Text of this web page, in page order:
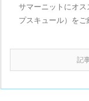
サマーニットにオ
プスキュール）をご
記